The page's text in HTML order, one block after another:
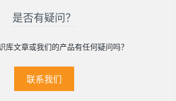
是否有疑问？
库文章或我们的产品有任何疑问吗？
联系我们